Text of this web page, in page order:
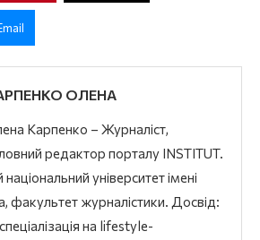
ОЛЕНА
Карпенко – Журналіст,
редактор порталу INSTITUT.
університет імені
факультет журналістики. Досвід:
на lifestyle-